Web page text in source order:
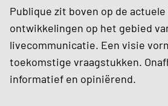
Publique zit boven op de actuele
ontwikkelingen op het gebied
livecommunicatie. Een visie
toekomstige vraagstukken.
informatief en opiniërend.